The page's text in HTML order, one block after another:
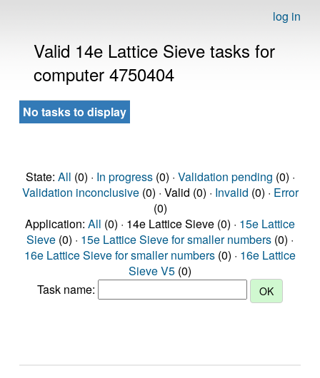
log in
Valid 14e Lattice Sieve tasks for
computer 4750404
No tasks to display
State: All (0) · In progress(0) · Validation pending (0) ·
Validation inconclusive(0) · Valid (0) · Invalid (0) · Error
(0)
Application: All (0) · 14e Lattice Sieve (0) · 15e Lattice
Sieve (0) · 15e Lattice Sieve for smaller numbers (0) ·
16e Lattice Sieve for smaller numbers (0) · 16e Lattice
Sieve V5 (0)
Task name: